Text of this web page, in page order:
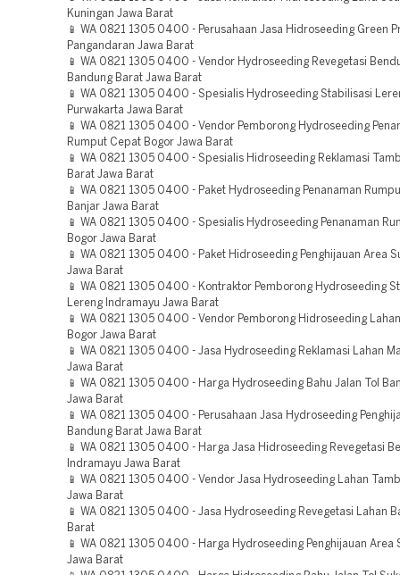
Kuningan Jawa Barat
📱 WA 0821 1305 0400 - Perusahaan Jasa Hidroseeding Green
Pangandaran Jawa Barat
📱 WA 0821 1305 0400 - Vendor Hydroseeding Revegetasi
Bandung Barat Jawa Barat
📱 WA 0821 1305 0400 - Spesialis Hydroseeding Stabilisasi
Purwakarta Jawa Barat
📱 WA 0821 1305 0400 - Vendor Pemborong Hydroseeding
Rumput Cepat Bogor Jawa Barat
📱 WA 0821 1305 0400 - Spesialis Hidroseeding Reklamasi
Barat Jawa Barat
📱 WA 0821 1305 0400 - Paket Hydroseeding Penanaman
Banjar Jawa Barat
📱 WA 0821 1305 0400 - Spesialis Hydroseeding Penanaman
Bogor Jawa Barat
📱 WA 0821 1305 0400 - Paket Hidroseeding Penghijauan Area
Jawa Barat
📱 WA 0821 1305 0400 - Kontraktor Pemborong Hydroseeding
Lereng Indramayu Jawa Barat
📱 WA 0821 1305 0400 - Vendor Pemborong Hidroseeding
Bogor Jawa Barat
📱 WA 0821 1305 0400 - Jasa Hydroseeding Reklamasi Lahan
Jawa Barat
📱 WA 0821 1305 0400 - Harga Hydroseeding Bahu Jalan Tol
Jawa Barat
📱 WA 0821 1305 0400 - Perusahaan Jasa Hydroseeding
Bandung Barat Jawa Barat
📱 WA 0821 1305 0400 - Harga Jasa Hidroseeding Revegetasi
Indramayu Jawa Barat
📱 WA 0821 1305 0400 - Vendor Jasa Hydroseeding Lahan
Jawa Barat
📱 WA 0821 1305 0400 - Jasa Hydroseeding Revegetasi Lahan
Barat
📱 WA 0821 1305 0400 - Harga Hydroseeding Penghijauan Area
Jawa Barat